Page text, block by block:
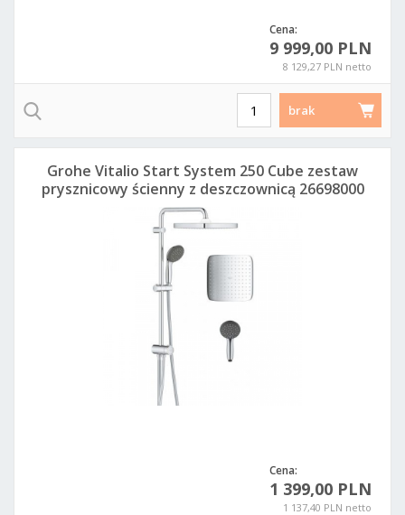
Cena:
9 999,00 PLN
8 129,27 PLN netto
brak
Cena:
1 399,00 PLN
1 137,40 PLN netto
Grohe Vitalio Start System 250 Cube zestaw
prysznicowy ścienny z deszczownicą 26698000